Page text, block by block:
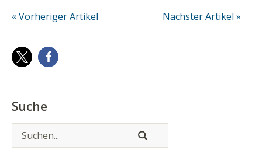
Nächster Artikel »
« Vorheriger Artikel
Suche